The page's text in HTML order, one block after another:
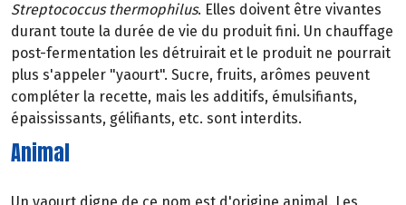
Streptococcus thermophilus. Elles doivent être vivantes
durant toute la durée de vie du produit fini. Un chauffage
post-fermentation les détruirait et le produit ne pourrait
plus s'appeler "yaourt". Sucre, fruits, arômes peuvent
compléter la recette, mais les additifs, émulsifiants,
épaississants, gélifiants, etc. sont interdits.
Animal